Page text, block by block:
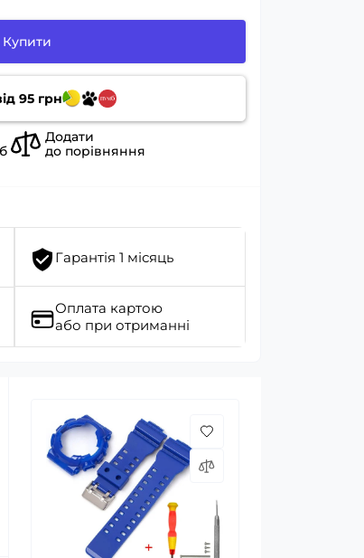
Купити
95 грн
Додати
до порівняння
Гарантія 1 місяць
Оплата картою
або при отриманні